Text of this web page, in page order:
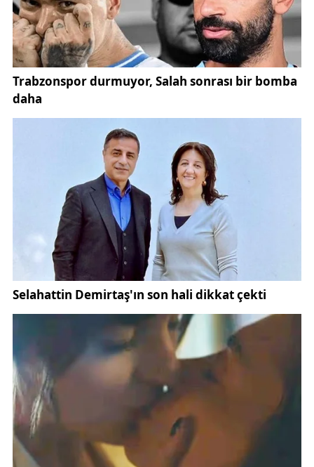
desteği bekliyor. Online satış sisteminin,
taraftarların bilet alım sürecini kolaylaştırması ve
yoğunluk yaşanmaması açısından tercih edildiği
ifade ediliyor. Kırmızı-beyazlı kulübün bu sezonki
kombine satış hedefi 25 bin olarak belirlendi.
Kulüp yetkilileri, kombine satışlarının hem kulübün
mali yapısına katkı sağlayacağını hem de takımın
performansını doğrudan etkileyecek taraftar
desteğinin artırılmasında kritik rol oynayacağını
belirtiyor. Sezon başı hazırlıklarıyla eş zamanlı
yürütülen kombine kampanyasının, Sivasspor
camiasında yeni sezona yönelik heyecanı da
beraberinde getirdiği gözlemleniyor.